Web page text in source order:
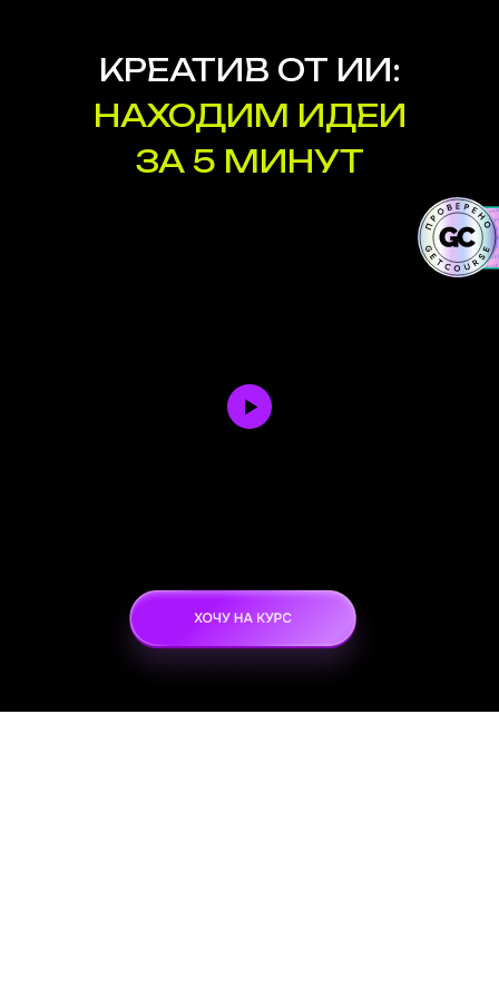
КРЕАТИВ ОТ ИИ:
НАХОДИМ ИДЕИ
ЗА 5 МИНУТ